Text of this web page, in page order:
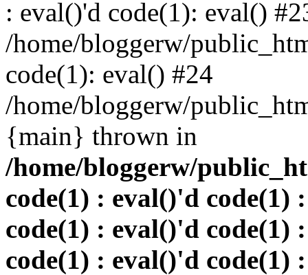
: eval()'d code(1): eval()
/home/bloggerw/
code(1): eval() #24
/home/bloggerw/
{main} thrown in
/home/bloggerw/
code(1) : eval()'d code(1)
code(1) : eval()'d code(1)
code(1) : eval()'d code(1)